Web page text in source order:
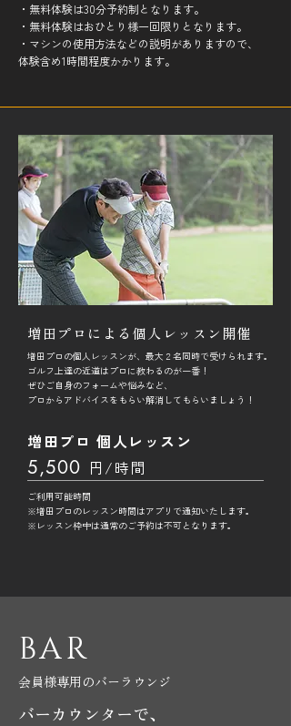
・無料体験は30分予約制となります。
・無料体験はおひとり様一回限りとなります。
​・マシンの使用方法などの説明がありますので、
体験含め1時間程度かかります。
増田プロによる個人レッスン開催
増田プロの個人レッスンが、最大２名同時で受けられます。
ゴルフ上達の近道はプロに教わるのが一番！
ぜひご自身のフォームや悩みなど、
​プロからアドバイスをもらい解消してもらいましょう！
増田プロ 個人レッスン
5,500 円/時間
ご利用可能時間
※増田プロのレッスン時間はアプリで通知いたします。
​※レッスン枠中は通常のご予約は不可となります。
BAR
会員様専用のバーラウンジ
バーカウンターで、